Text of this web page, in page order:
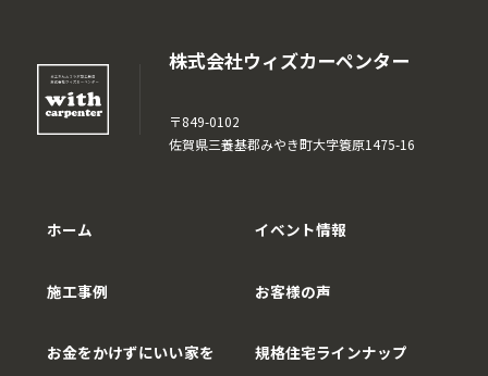
株式会社ウィズカーペンター
〒849-0102
佐賀県三養基郡みやき町大字簑原1475-16
ホーム
施工事例
お金をかけずにいい家を
イベント情報
お客様の声
規格住宅ラインナップ